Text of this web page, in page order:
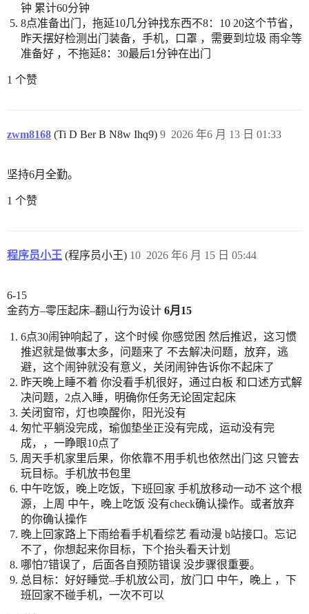
钟 累计60分钟
8点准备出门，拖延10几分钟找东西不8：10 20这个节省，
昨天摆好检测出门装备，手机，口罩 ，需要到垃圾 雨伞等
准备好 ，不拖延8：30最后1分钟在出门
1 个赞
zwm8168 (Ti D Ber B N8w Ihq9) 2026 年6 月 13 日 01:33
9
坚持6月全勤。
1 个赞
程序员小王 (程序员小王) 2026 年6 月 15 日 05:44
10
6-15
金药方–零压起床–翻山行为设计 6月15
6点30闹钟响起了，这个时候 你感觉困 然后推迟，这习惯
推迟就是做事太多，问题来了 不去解决问题，放弃，逃
避，这个闹钟就没有意义，关闭闹钟告诉你不起床了
昨天晚上睡不着 你没看手机很好，通过白板 和口述方式解
决问题，2点入睡，明确你任务无论固定起床
关闭窗帘，灯也唤醒你，阳光没有
匆忙平躺没完成，瑜伽垫坐正没有完成，运动没有完
成，，一睁眼10点了
周天手机家里后果，你依靠不用手机也依然出门这 只管去
玩目标。手机放书包里
中午吃饭，晚上吃饭，下班回家 手机放移动一动不 这个根
源，上周 中午，晚上吃饭 没有check确认操作。或者放弃
的你确认操作
晚上回家路上下雨给看手机看综艺 看动漫 b站接口。忘记
不了，你想起来你目标，下个抬头看天计划
哪怕7错误了，后面各自预防错误 没步骤很重要。
总目标：好好睡觉–手机放公司，放门口 中午，晚上 ，下
班回家不碰手机，一次不可以